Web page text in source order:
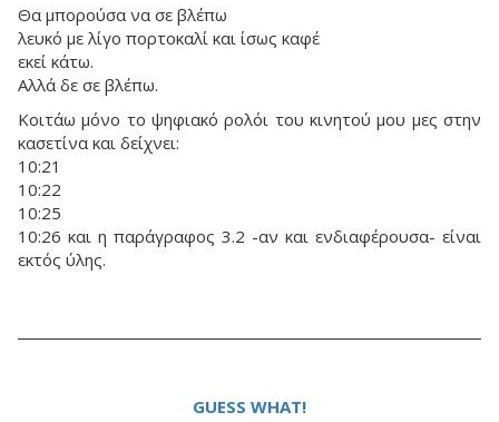
Θα μπορούσα να σε βλέπω
λευκό με λίγο πορτοκαλί και ίσως καφέ
εκεί κάτω.
Αλλά δε σε βλέπω.
Κοιτάω μόνο το ψηφιακό ρολόι του κινητού μου μες στην
κασετίνα και δείχνει:
10:21
10:22
10:25
10:26 και η παράγραφος 3.2 -αν και ενδιαφέρουσα- είναι
εκτός ύλης.
GUESS WHAT!